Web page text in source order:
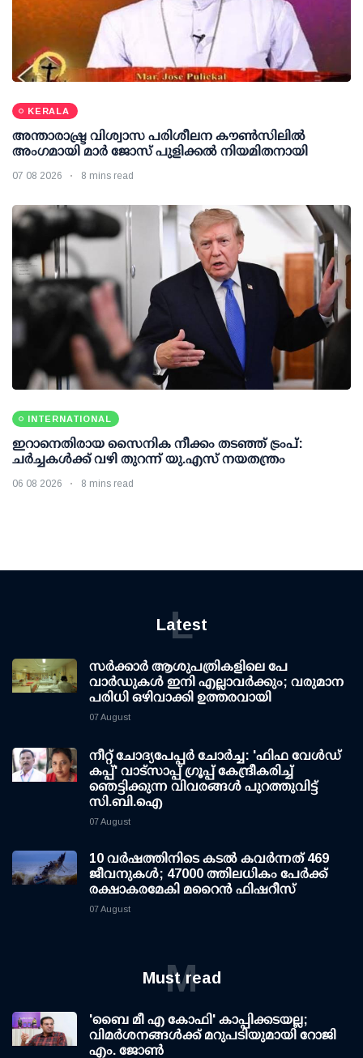
KERALA
അന്താരാഷ്ട്ര വിശ്വാസ പരിശീലന കൗണ്‍സിലില്‍
അംഗമായി മാര്‍ ജോസ് പുളിക്കല്‍ നിയമിതനായി
07 08 2026 8 mins read
INTERNATIONAL
ഇറാനെതിരായ സൈനിക നീക്കം തടഞ്ഞ് ട്രംപ്:
ചര്‍ച്ചകള്‍ക്ക് വഴി തുറന്ന് യു.എസ് നയതന്ത്രം
06 08 2026 8 mins read
Latest
L
സര്‍ക്കാര്‍ ആശുപത്രികളിലെ പേ
വാര്‍ഡുകള്‍ ഇനി എല്ലാവര്‍ക്കും; വരുമാന
പരിധി ഒഴിവാക്കി ഉത്തരവായി
07 August
നീറ്റ് ചോദ്യപേപ്പര്‍ ചോര്‍ച്ച: 'ഫിഫ വേള്‍ഡ്
കപ്പ്' വാട്സാപ്പ് ഗ്രൂപ്പ് കേന്ദ്രീകരിച്ച്
ഞെട്ടിക്കുന്ന വിവരങ്ങള്‍ പുറത്തുവിട്ട്
സി.ബി.ഐ
07 August
10 വര്‍ഷത്തിനിടെ കടല്‍ കവര്‍ന്നത് 469
ജീവനുകള്‍; 47000 ത്തിലധികം പേര്‍ക്ക്
രക്ഷാകരമേകി മറൈന്‍ ഫിഷറീസ്
07 August
Must read
M
'ബൈ മീ എ കോഫി' കാപ്പിക്കടയല്ല;
വിമര്‍ശനങ്ങള്‍ക്ക് മറുപടിയുമായി റോജി
എം. ജോണ്‍